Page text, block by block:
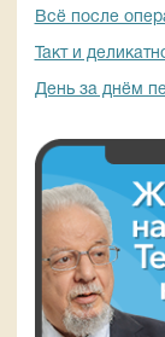
Всё после
Такт и
День за днём